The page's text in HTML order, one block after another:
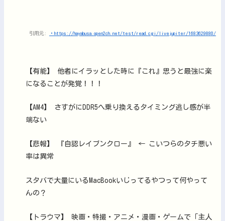
引用元: ・https://hayabusa.open2ch.net/test/read.cgi/livejupiter/1683629880/
【有能】 他者にイラッとした時に『これ』思うと最強に楽
になることが発覚！！！
【AM4】 さすがにDDR5へ乗り換えるタイミング逃し感が半
端ない
【悲報】 『自認レイブンクロー』 ← こいつらのタチ悪い
率は異常
スタバで大量にいるMacBookいじってるやつって何やって
んの？
【トラウマ】 映画・特撮・アニメ・漫画・ゲームで「主人